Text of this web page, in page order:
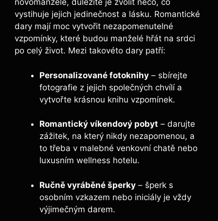
novomanžele, důležité je zvolit něco, co
vystihuje jejich jedinečnost a lásku. Romantické
dary mají moc vytvořit nezapomenutelné
vzpomínky, které budou manželé hřát na srdci
po celý život. Mezi takovéto dary patří:
Personalizované fotoknihy – sbírejte
fotografie z jejich společných chvílí a
vytvořte krásnou knihu vzpomínek.
Romantický víkendový pobyt – darujte
zážitek, na který nikdy nezapomenou, a
to třeba v malebné venkovní chatě nebo
luxusním wellness hotelu.
Ručně vyráběné šperky – šperk s
osobním vzkazem nebo iniciály je vždy
výjimečným darem.